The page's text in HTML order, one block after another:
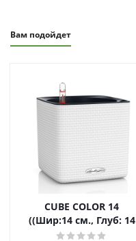
Вам подойдет
CUBE COLOR 14
((Шир:14 см., Глуб: 14
см. , Выс: 14 см.))